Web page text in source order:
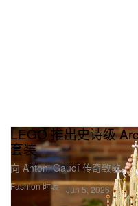
Fashion 时装
LEGO 推出史诗级
套装
向 Antoni Gaudí 传奇致敬。
Jun 5, 2026